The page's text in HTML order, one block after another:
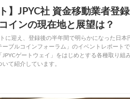
】JPYC社 資金移動業者登
インの現在地と展望は？
に迎え、登録後の半年間で明らかになった日
ブルコインフォーラム」のイベントレポート
JPYCゲートウェイ」をはじめとする各種取り
て紹介しています。